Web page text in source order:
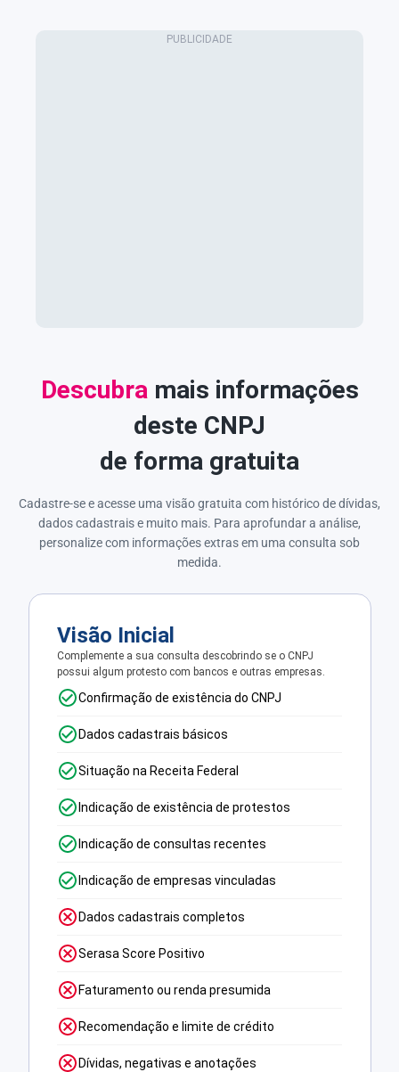
Descubramais informações
deste CNPJ
de forma gratuita
Cadastre-se e acesse uma visão gratuita com histórico de dívidas,
dados cadastrais e muito mais. Para aprofundar a análise,
personalize com informações extras em uma consulta sob
medida.
Visão Inicial
Complemente a sua consulta descobrindo se o CNPJ
possui algum protesto com bancos e outras empresas.
Confirmação de existência do CNPJ
Dados cadastrais básicos
Situação na Receita Federal
Indicação de existência de protestos
Indicação de consultas recentes
Indicação de empresas vinculadas
Dados cadastrais completos
Serasa Score Positivo
Faturamento ou renda presumida
Recomendação e limite de crédito
Dívidas, negativas e anotações